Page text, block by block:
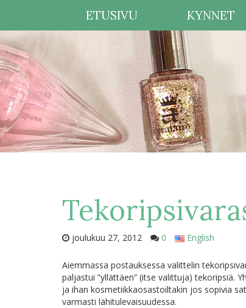
ETUSIVU KYNNET
joulukuu 27, 2012 0 English
Aiemmassa postauksessa valittelin
paljastui ”yllättäen” (itse valittuja) tekoripsiä.
ja ihan kosmetiikkaosastoiltakin jos sopivia
varmasti lähitulevaisuudessa.